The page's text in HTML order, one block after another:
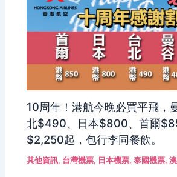
10周年！港航今晚必買平飛，
北$490、日本$800、首爾
$2,250起，包行李同餐飲。
其他資訊, 台灣機票, 日本機票,泰國機票,